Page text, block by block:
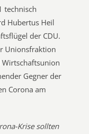
technisch
Hubertus Heil
der CDU.
Unionsfraktion
Gegner der
Corona am
Krise sollten